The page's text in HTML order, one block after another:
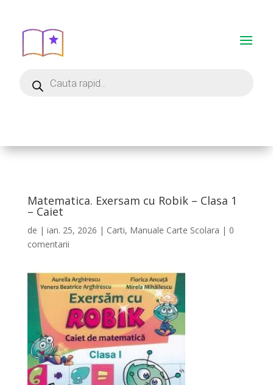
Matematica. Exersam cu Robik – Clasa 1
– Caiet
de | ian. 25, 2026 | Carti, Manuale Carte Scolara | 0
comentarii